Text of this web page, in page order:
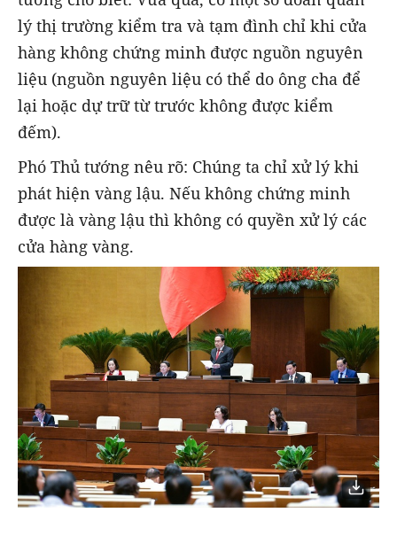
lý thị trường kiểm tra và tạm đình chỉ khi cửa
hàng không chứng minh được nguồn nguyên
liệu (nguồn nguyên liệu có thể do ông cha để
lại hoặc dự trữ từ trước không được kiểm
đếm).
Phó Thủ tướng nêu rõ: Chúng ta chỉ xử lý khi
phát hiện vàng lậu. Nếu không chứng minh
được là vàng lậu thì không có quyền xử lý các
cửa hàng vàng.